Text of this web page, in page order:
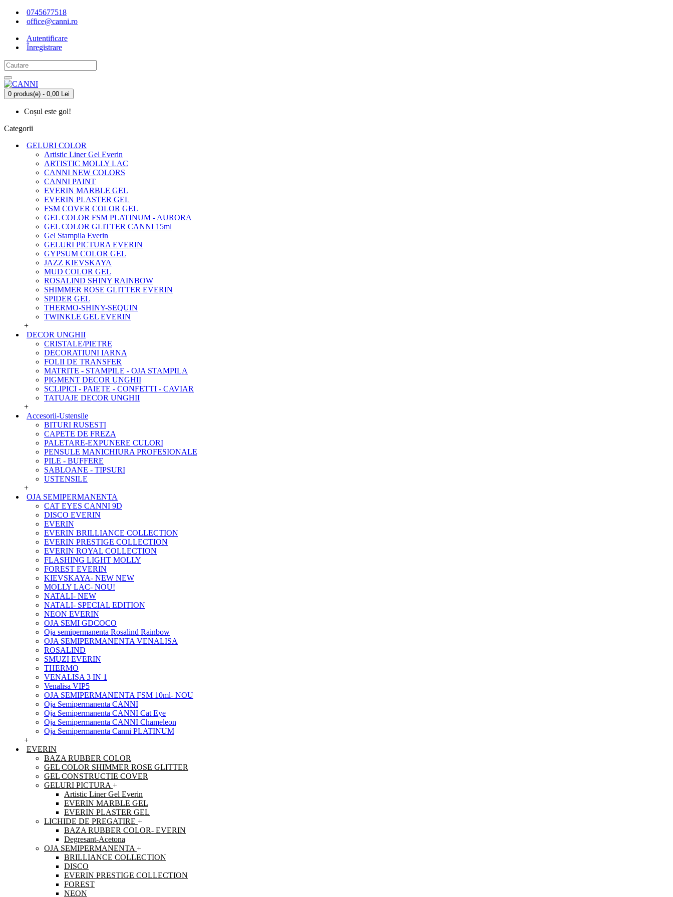
0745677518
office@canni.ro
Autentificare
Înregistrare
0 produs(e) - 0,00 Lei
Coșul este gol!
Categorii
GELURI COLOR
Artistic Liner Gel Everin
ARTISTIC MOLLY LAC
CANNI NEW COLORS
CANNI PAINT
EVERIN MARBLE GEL
EVERIN PLASTER GEL
FSM COVER COLOR GEL
GEL COLOR FSM PLATINUM - AURORA
GEL COLOR GLITTER CANNI 15ml
Gel Stampila Everin
GELURI PICTURA EVERIN
GYPSUM COLOR GEL
JAZZ KIEVSKAYA
MUD COLOR GEL
ROSALIND SHINY RAINBOW
SHIMMER ROSE GLITTER EVERIN
SPIDER GEL
THERMO-SHINY-SEQUIN
TWINKLE GEL EVERIN
+
DECOR UNGHII
CRISTALE/PIETRE
DECORATIUNI IARNA
FOLII DE TRANSFER
MATRITE - STAMPILE - OJA STAMPILA
PIGMENT DECOR UNGHII
SCLIPICI - PAIETE - CONFETTI - CAVIAR
TATUAJE DECOR UNGHII
+
Accesorii-Ustensile
BITURI RUSESTI
CAPETE DE FREZA
PALETARE-EXPUNERE CULORI
PENSULE MANICHIURA PROFESIONALE
PILE - BUFFERE
SABLOANE - TIPSURI
USTENSILE
+
OJA SEMIPERMANENTA
CAT EYES CANNI 9D
DISCO EVERIN
EVERIN
EVERIN BRILLIANCE COLLECTION
EVERIN PRESTIGE COLLECTION
EVERIN ROYAL COLLECTION
FLASHING LIGHT MOLLY
FOREST EVERIN
KIEVSKAYA- NEW NEW
MOLLY LAC- NOU!
NATALI- NEW
NATALI- SPECIAL EDITION
NEON EVERIN
OJA SEMI GDCOCO
Oja semipermanenta Rosalind Rainbow
OJA SEMIPERMANENTA VENALISA
ROSALIND
SMUZI EVERIN
THERMO
VENALISA 3 IN 1
Venalisa VIP5
OJA SEMIPERMANENTA FSM 10ml- NOU
Oja Semipermanenta CANNI
Oja Semipermanenta CANNI Cat Eye
Oja Semipermanenta CANNI Chameleon
Oja Semipermanenta Canni PLATINUM
+
EVERIN
BAZA RUBBER COLOR
GEL COLOR SHIMMER ROSE GLITTER
GEL CONSTRUCTIE COVER
GELURI PICTURA +
Artistic Liner Gel Everin
EVERIN MARBLE GEL
EVERIN PLASTER GEL
LICHIDE DE PREGATIRE +
BAZA RUBBER COLOR- EVERIN
Degresant-Acetona
OJA SEMIPERMANENTA +
BRILLIANCE COLLECTION
DISCO
EVERIN PRESTIGE COLLECTION
FOREST
NEON